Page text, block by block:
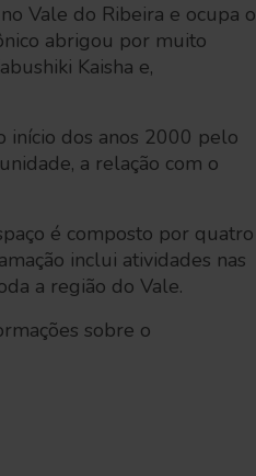
Vale do Ribeira e ocupa o
abrigou por muito
Kaisha e,
início dos anos 2000 pelo
a relação com o
é composto por quatro
inclui atividades nas
a região do Vale.
sobre o